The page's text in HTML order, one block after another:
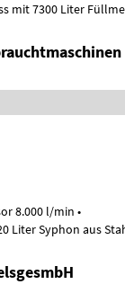
Liter Syphon aus